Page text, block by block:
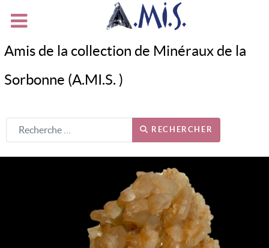
Amis de la collection de Minéraux de la
Sorbonne (A.MI.S. )
RECHERCHER